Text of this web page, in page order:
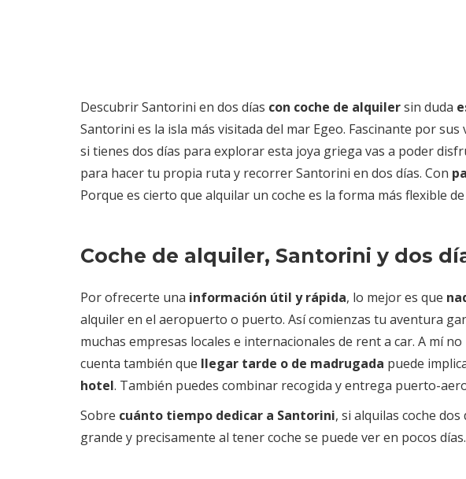
Descubrir Santorini en dos días con coche de alquilersin duda
Santorini es la isla más visitada del mar Egeo. Fascinante por
si tienes dos días para explorar esta joya griega vas a poder
para hacer tu propia ruta y recorrer Santorini en dos días. Con
Porque es cierto que alquilar un coche es la forma más flexible
Coche de alquiler, Santorini y dos
Por ofrecerte una información útil y rápida, lo mejor es que
alquiler en el aeropuerto o puerto. Así comienzas tu aventura
muchas empresas locales e internacionales de rent a car. A mí
cuenta también que llegar tarde o de madrugada puede
hotel. También puedes combinar recogida y entrega puerto-
Sobre cuánto tiempo dedicar a Santorini, si alquilas coche
grande y precisamente al tener coche se puede ver en pocos días.